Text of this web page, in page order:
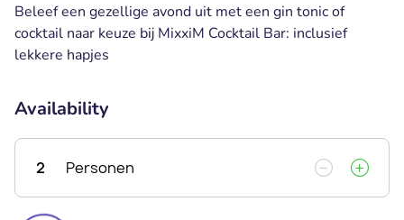
Beleef een gezellige avond uit met een gin tonic of
cocktail naar keuze bij MixxiM Cocktail Bar: inclusief
lekkere hapjes
Availability
2 Personen